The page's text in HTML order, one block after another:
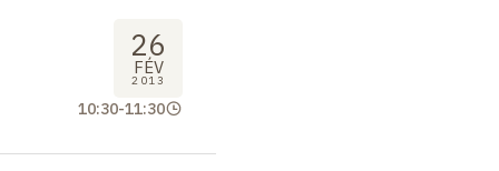
26
FÉV
2013
10:30-11:30